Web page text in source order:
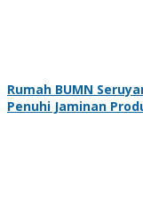
Rumah BUMN
Penuhi Jaminan